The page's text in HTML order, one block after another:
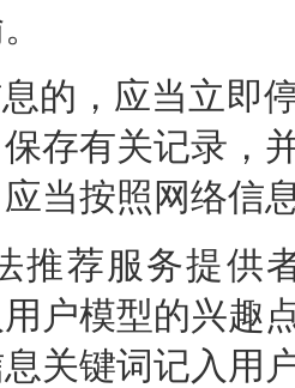
的，应当立即
存有关记录，
当按照网络信
推荐服务提供
户模型的兴趣
关键词记入用